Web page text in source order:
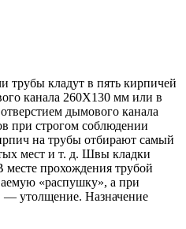
трубы кладут в пять кирпичей
канала 260X130 мм или в
дымового канала
при строгом соблюдении
на трубы отбирают самый
мест и т. д. Швы кладки
прохождения трубой
«распушку», а при
утолщение. Назначение